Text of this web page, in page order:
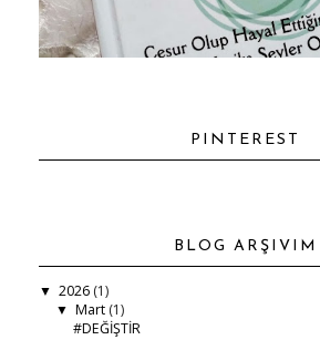
PINTEREST
BLOG ARŞIVIM
▼ 2026 (1)
▼ Mart (1)
#DEĞİŞTİR